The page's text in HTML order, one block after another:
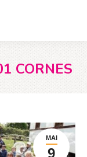
CORNES
:
MAI
9